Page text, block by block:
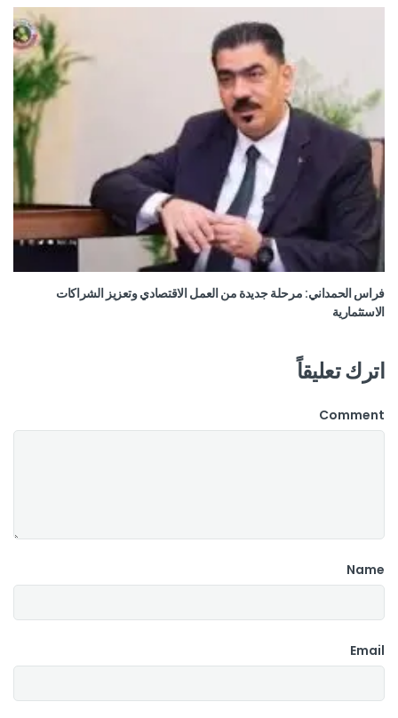
فراس الحمداني: مرحلة جديدة من العمل الاقتصادي وتعزيز الشراكات
الاستثمارية
اترك تعليقاً
Comment
Name
Email